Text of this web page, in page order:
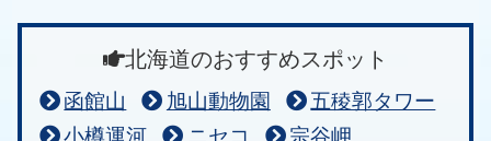
北海道のおすすめスポット
函館山 旭山動物園
五稜郭タワー
小樽運河
ニセコ
宗谷岬